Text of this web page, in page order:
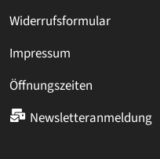
Widerrufsformular
Impressum
Öffnungszeiten
Newsletteranmeldung